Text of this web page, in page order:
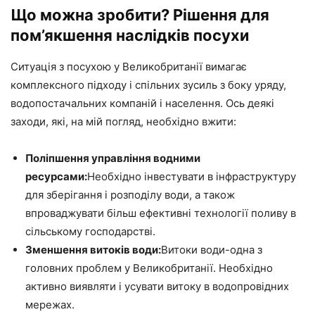
Що можна зробити? Рішення для
пом’якшення наслідків посухи
Ситуація з посухою у Великобританії вимагає
комплексного підходу і спільних зусиль з боку уряду,
водопостачальних компаній і населення. Ось деякі
заходи, які, на мій погляд, необхідно вжити:
Поліпшення управління водними
ресурсами:Необхідно інвестувати в інфраструктуру
для зберігання і розподілу води, а також
впроваджувати більш ефективні технології поливу в
сільському господарстві.
Зменшення витоків води:Витоки води-одна з
головних проблем у Великобританії. Необхідно
активно виявляти і усувати витоку в водопровідних
мережах.